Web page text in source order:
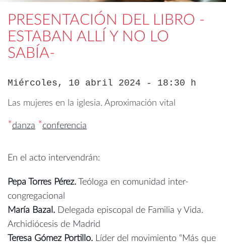
PRESENTACIÓN DEL LIBRO -
ESTABAN ALLÍ Y NO LO
SABÍA-
Miércoles, 10 abril 2024 - 18:30 h
Las mujeres en la iglesia. Aproximación vital
*danza *conferencia
En el acto intervendrán:
Pepa Torres Pérez. Teóloga en comunidad inter-
congregacional
María Bazal. Delegada episcopal de Familia y Vida.
Archidiócesis de Madrid
Teresa Gómez Portillo. Líder del movimiento “Más que